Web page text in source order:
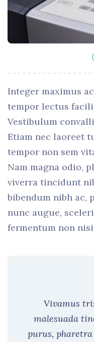
Integer maximus
tempor lectus
Vestibulum
Etiam nec laoreet
tempor non sem
Nam magna odio,
viverra tincidunt
bibendum nibh ac,
nunc augue,
fermentum non
Vivamus
malesuada
purus,